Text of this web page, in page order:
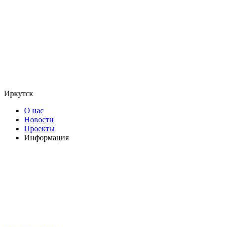
Иркутск
О нас
Новости
Проекты
Информация